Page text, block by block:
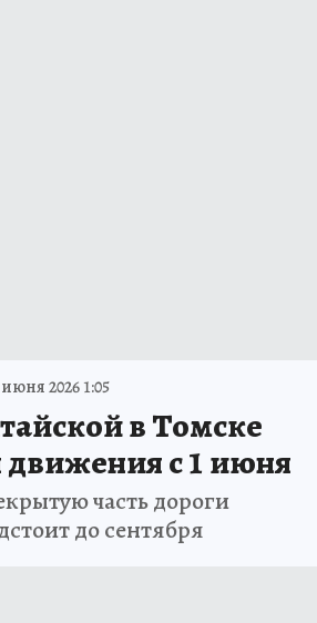
2026 1:05
в Томске
движения с 1 июня
часть дороги
до сентября